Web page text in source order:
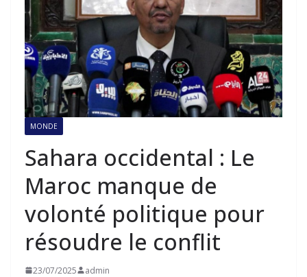
MONDE
Sahara occidental : Le
Maroc manque de
volonté politique pour
résoudre le conflit
23/07/2025 admin